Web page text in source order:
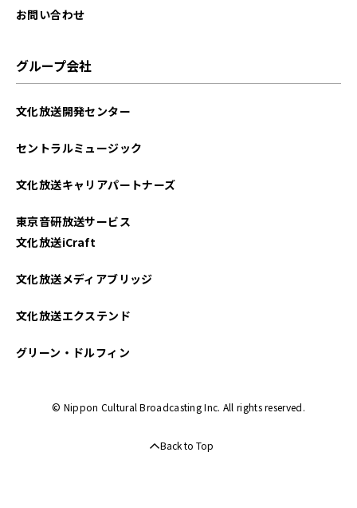
お問い合わせ
グループ会社
文化放送開発センター
セントラルミュージック
文化放送キャリアパートナーズ
東京音研放送サービス
文化放送iCraft
文化放送メディアブリッジ
文化放送エクステンド
グリーン・ドルフィン
© Nippon Cultural Broadcasting Inc. All rights reserved.
Back to Top